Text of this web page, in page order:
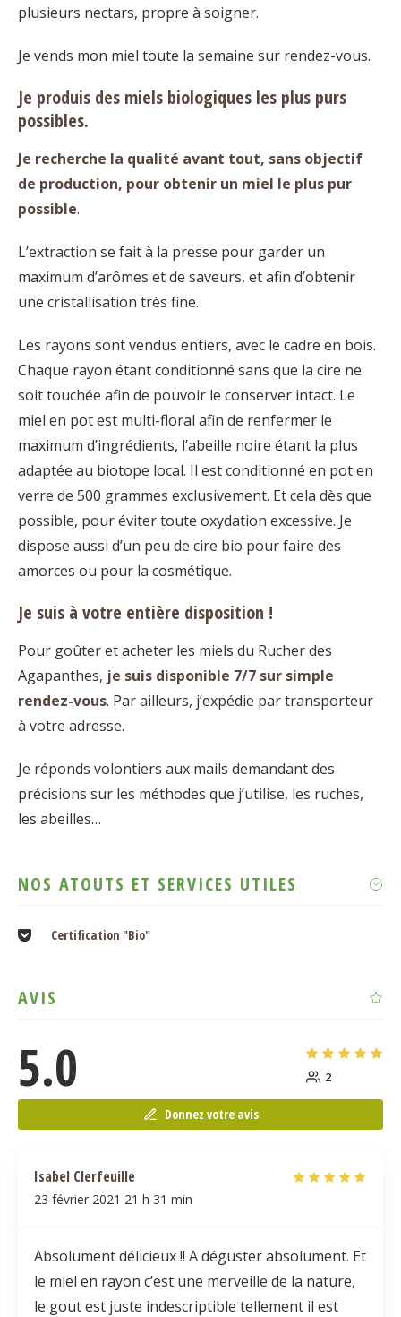
plusieurs nectars, propre à soigner.
Je vends mon miel toute la semaine sur rendez-vous.
Je produis des miels biologiques les plus purs
possibles.
Je recherche la qualité avant tout, sans objectif
de production, pour obtenir un miel le plus pur
possible.
L’extraction se fait à la presse pour garder un
maximum d’arômes et de saveurs, et afin d’obtenir
une cristallisation très fine.
Les rayons sont vendus entiers, avec le cadre en bois.
Chaque rayon étant conditionné sans que la cire ne
soit touchée afin de pouvoir le conserver intact. Le
miel en pot est multi-floral afin de renfermer le
maximum d’ingrédients, l’abeille noire étant la plus
adaptée au biotope local. Il est conditionné en pot en
verre de 500 grammes exclusivement. Et cela dès que
possible, pour éviter toute oxydation excessive. Je
dispose aussi d’un peu de cire bio pour faire des
amorces ou pour la cosmétique.
Je suis à votre entière disposition !
Pour goûter et acheter les miels du Rucher des
Agapanthes, je suis disponible 7/7 sur simple
rendez-vous. Par ailleurs, j’expédie par transporteur
à votre adresse.
Je réponds volontiers aux mails demandant des
précisions sur les méthodes que j’utilise, les ruches,
les abeilles…
NOS ATOUTS ET SERVICES UTILES
Certification "Bio"
AVIS
5.0 2
Donnez votre avis
Isabel Clerfeuille
23 février 2021 21 h 31 min
Absolument délicieux !! A déguster absolument. Et
le miel en rayon c’est une merveille de la nature,
le gout est juste indescriptible tellement il est